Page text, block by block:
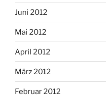
Juni 2012
Mai 2012
April 2012
März 2012
Februar 2012